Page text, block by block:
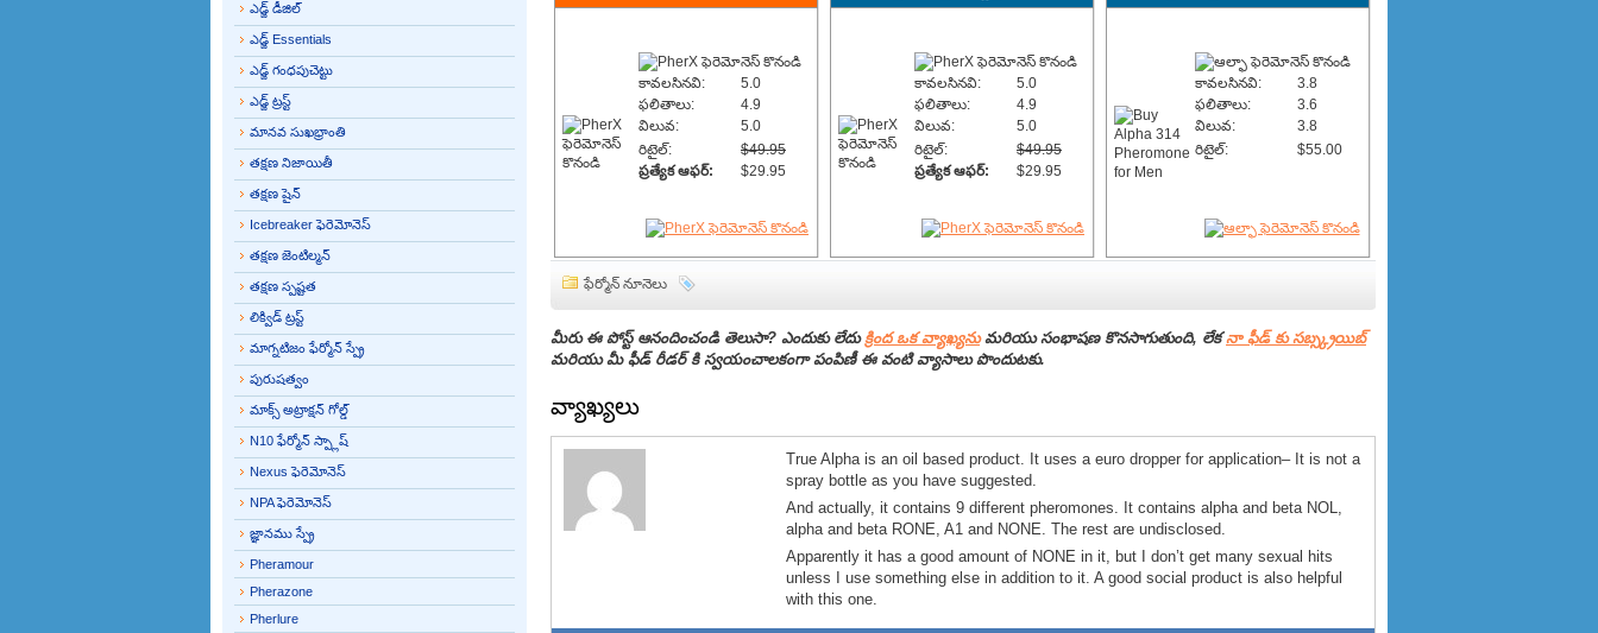
కావలసినవి:
5.0
ఫలితాలు:
4.9
విలువ:
5.0
రిటైల్:
$49.95
ప్రత్యేక ఆఫర్:
$29.95
కావలసినవి:
5.0
ఫలితాలు:
4.9
విలువ:
5.0
రిటైల్:
$49.95
ప్రత్యేక ఆఫర్:
$29.95
కావలసినవి:
3.8
ఫలితాలు:
3.6
విలువ:
3.8
రిటైల్:
$55.00
ఫేర్మోన్ నూనెలు
మీరు ఈ పోస్ట్ ఆనందించండి తెలుసా? ఎందుకు లేదుక్రింద ఒక వ్యాఖ్యనుమరియు సంభాషణ కొనసాగుతుంది, లేకనా ఫీడ్ కు సబ్స్క్రయిబ్
మరియు మీ ఫీడ్ రీడర్ కి స్వయంచాలకంగా పంపిణీ ఈ వంటి వ్యాసాలు పొందుటకు.
వ్యాఖ్యలు
True Alpha is an oil based product. It uses a euro dropper for application– It is not a
spray bottle as you have suggested.
And actually, it contains 9 different pheromones. It contains alpha and beta NOL,
alpha and beta RONE, A1 and NONE. The rest are undisclosed.
Apparently it has a good amount of NONE in it, but I don’t get many sexual hits
unless I use something else in addition to it. A good social product is also helpful
with this one.
ఎడ్జ్ డీజిల్
ఎడ్జ్ Essentials
ఎడ్జ్ గంధపుచెట్టు
ఎడ్జ్ ట్రస్ట్
మానవ సుఖభ్రాంతి
తక్షణ నిజాయితీ
తక్షణ షైన్
Icebreaker ఫెరెమోనెస్
తక్షణ జెంటిల్మన్
తక్షణ స్పష్టత
లిక్విడ్ ట్రస్ట్
మాగ్నటిజం ఫేర్మోన్ స్ప్రే
పురుషత్వం
మాక్స్ అట్రాక్షన్ గోల్డ్
N10 ఫేర్మోన్ స్ప్లాష్
Nexus ఫెరెమోనెస్
NPA ఫెరెమోనెస్
జ్ఞానము స్ప్రే
Pheramour
Pherazone
Pherlure